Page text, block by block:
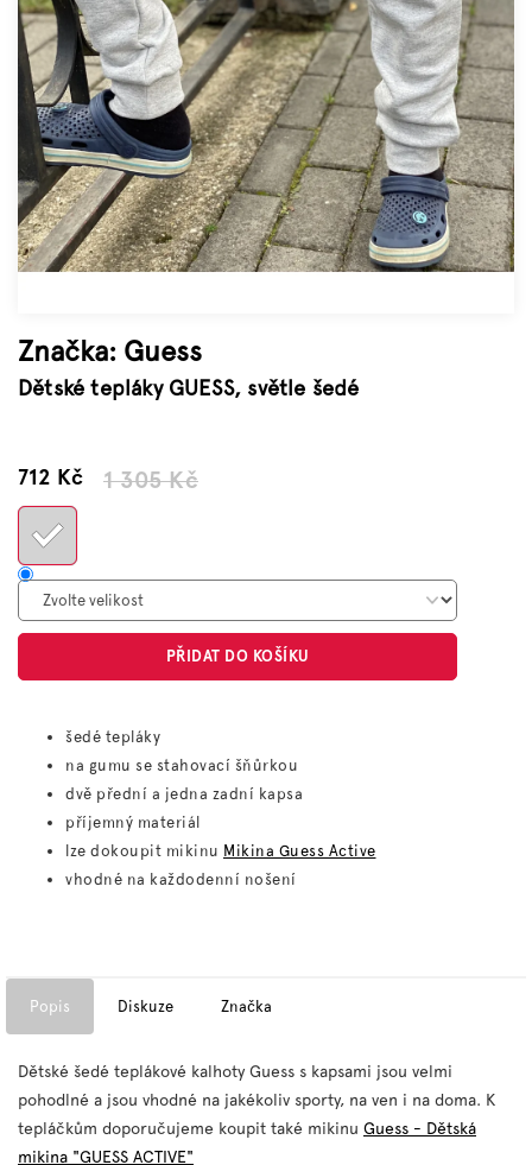
Značky
Měna
(CZK)
Přihlášení
Značka: Guess
Dětské tepláky GUESS, světle šedé
1 305 Kč
712 KčMěrná
PŘIDAT DO KOŠÍKU
šedé tepláky
na gumu se stahovací šňůrkou
dvě přední a jedna zadní kapsa
příjemný materiál
lze dokoupit mikinu Mikina Guess Active
vhodné na každodenní nošení
Popis Diskuze Značka
Dětské šedé teplákové kalhoty Guess s kapsami jsou velmi
pohodlné a jsou vhodné na jakékoliv sporty, na ven i na doma. K
tepláčkům doporučujeme koupit také mikinu Guess - Dětská
mikina "GUESS ACTIVE"